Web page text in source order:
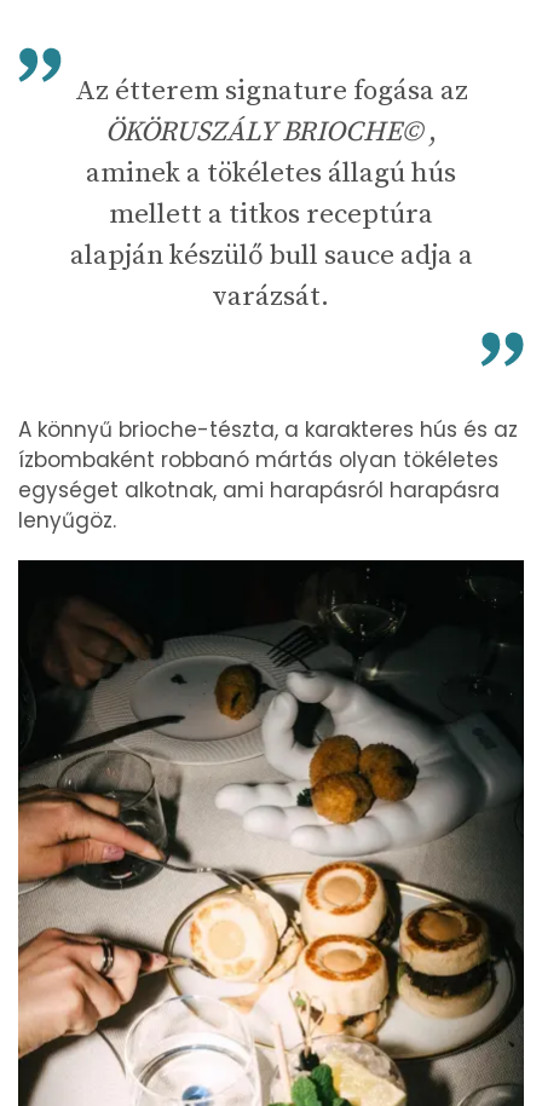
Az étterem signature fogása az
ÖKÖRUSZÁLY BRIOCHE©,
aminek a tökéletes állagú hús
mellett a titkos receptúra
alapján készülő bull sauce adja a
varázsát.
A könnyű brioche-tészta, a karakteres hús és az
ízbombaként robbanó mártás olyan tökéletes
egységet alkotnak, ami harapásról harapásra
lenyűgöz.